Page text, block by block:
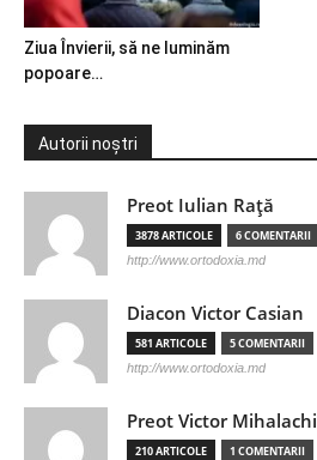
Ziua Învierii, să ne luminăm
popoare…
Autorii noștri
Preot Iulian Raţă
3878 ARTICOLE 6 COMENTARII
http://www.ortodoxia.md
Diacon Victor Casian
581 ARTICOLE 5 COMENTARII
http://www.ortodoxia.md
Preot Victor Mihalachi
210 ARTICOLE 1 COMENTARII